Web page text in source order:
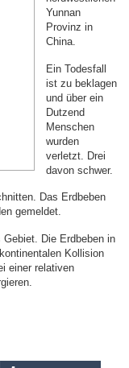
Yunnan
Provinz in
China.
Ein Todesfall
ist zu beklagen
und über ein
Dutzend
Menschen
wurden
verletzt. Drei
davon schwer.
Das Erdbeben
gemeldet.
Die Erdbeben in
Kollision
einer relativen